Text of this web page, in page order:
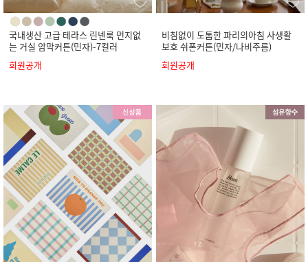
국내생산 고급 테라스 린넨룩 먼지없
는 거실 암막커튼(민자)-7컬러
회원공개
비침없이 도톰한 파리의아침 사생활
보호 쉬폰커튼(민자/나비주름)
회원공개